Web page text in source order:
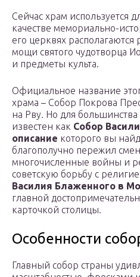
Сейчас храм используется
качестве мемориально-
его церквях
мощи святого чудотворца
и предметы культа.
Официальное название
храма – Собор Покрова
на Рву. Но для большинства
известен как Собор
описание которого вы
благополучно пережил
многочисленные войны и
советскую борьбу с
Василия Блаженного в
главной
карточкой столицы.
Особенности
Главный собор страны